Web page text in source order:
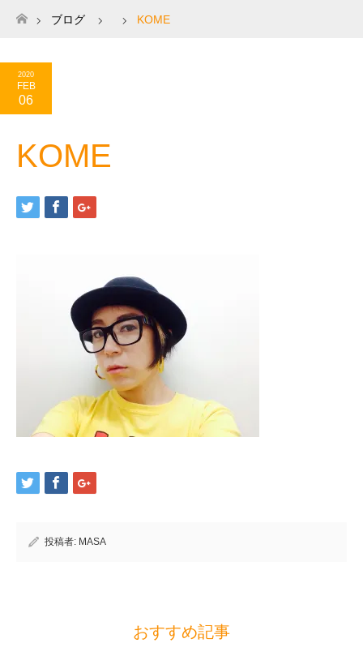
ホーム
ブログ KOME
2020
FEB
06
KOME
投稿者: MASA
おすすめ記事